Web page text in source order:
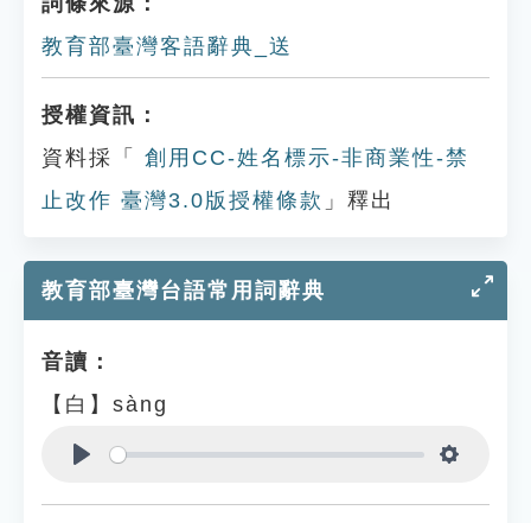
教育部臺灣客語辭典_送
授權資訊：
資料採「
創用CC-姓名標示-非商業性-禁
止改作 臺灣3.0版授權條款 」釋出
教育部臺灣台語常用詞辭典
音讀：
【白】sàng